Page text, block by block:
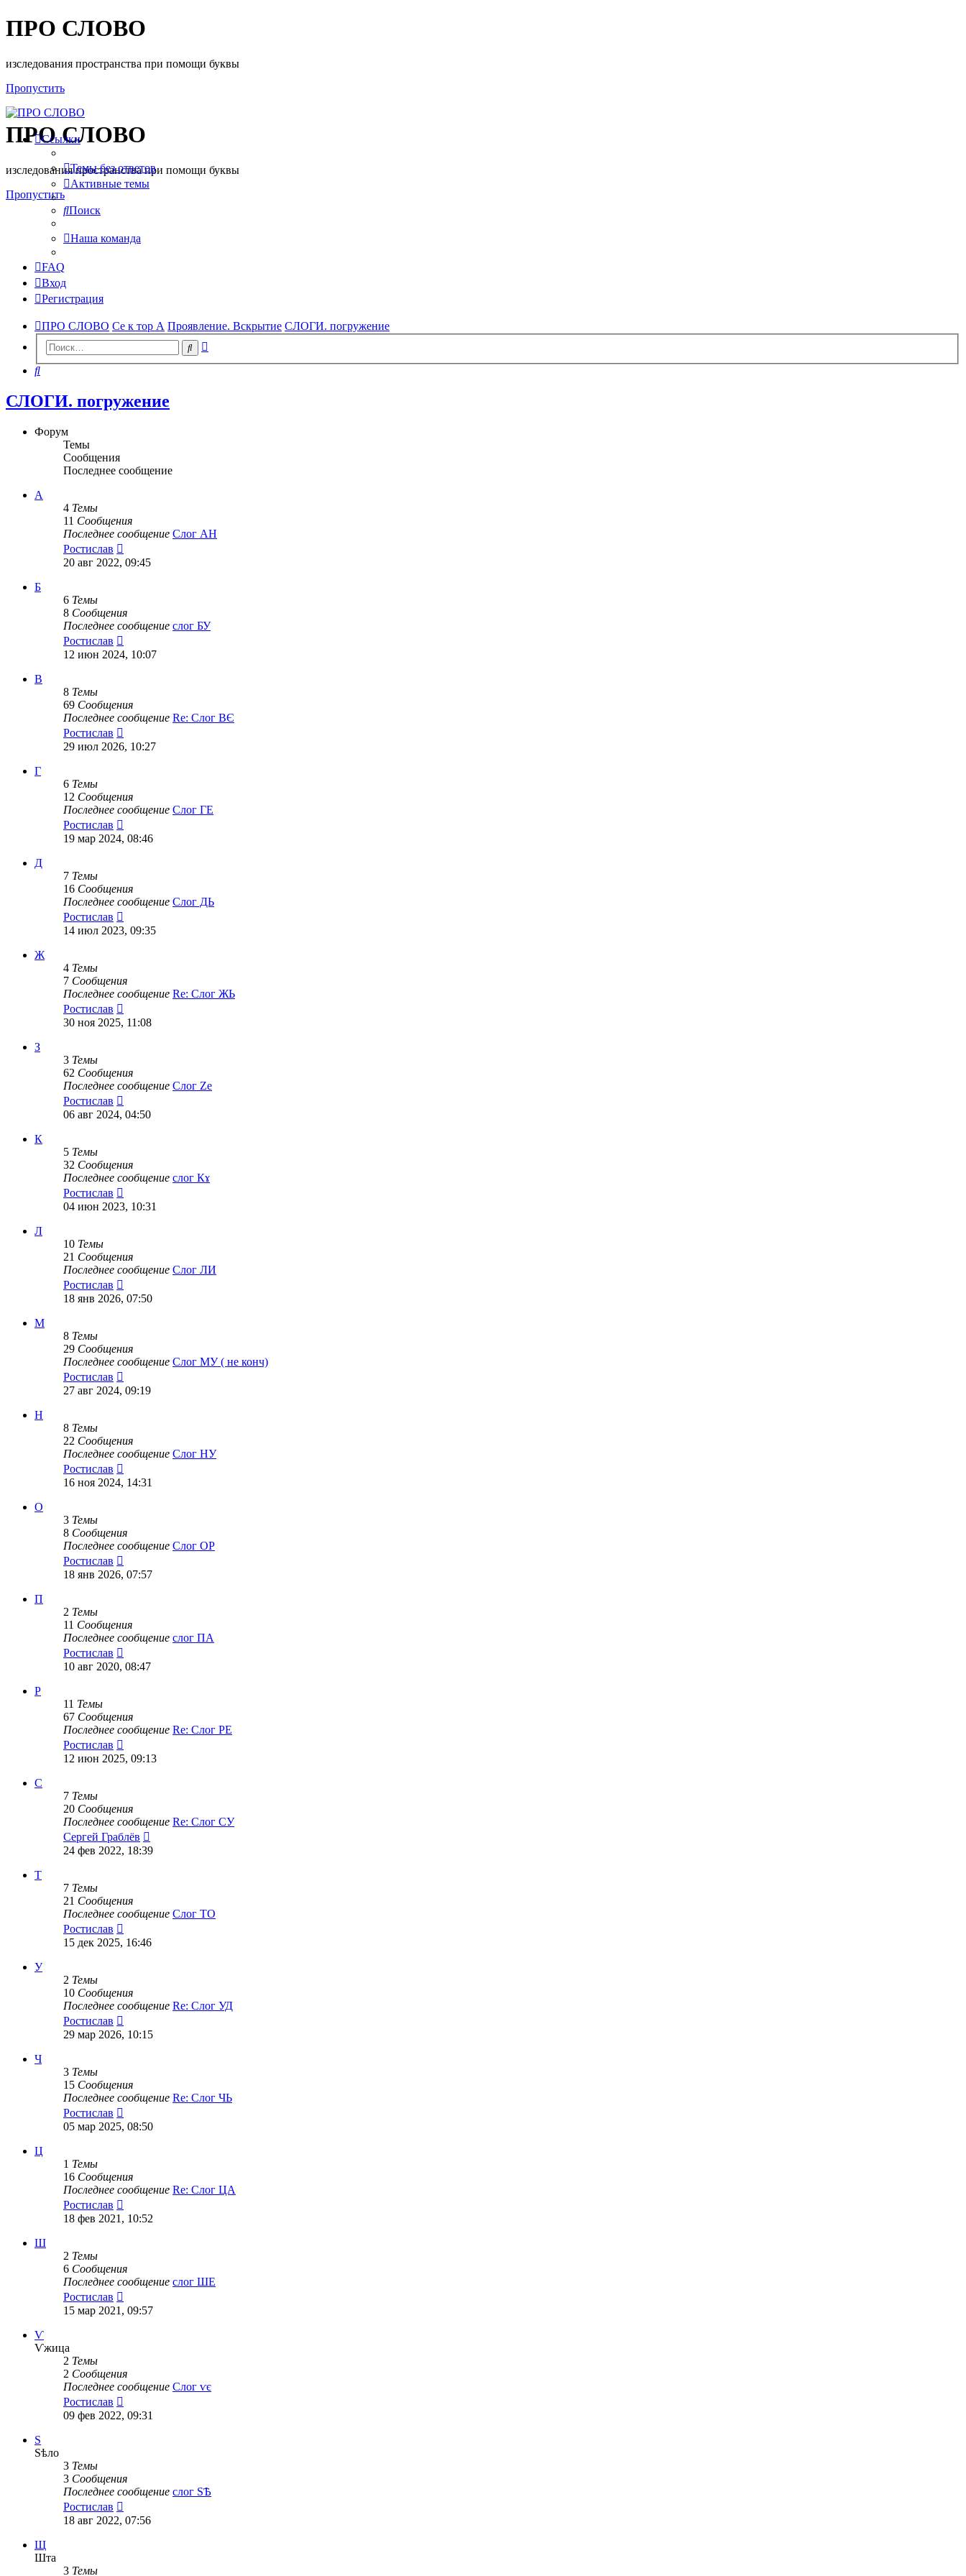
ПРО СЛОВО
изследования пространства при помощи буквы
Пропустить
ПРО СЛОВО
изследования пространства при помощи буквы
Пропустить
Ссылки
Темы без ответов
Активные темы
Поиск
Наша команда
FAQ
Вход
Регистрация
ПРО СЛОВО Се к тор А Проявление. Вскрытие СЛОГИ. погружение
Поиск
Поиск
СЛОГИ. погружение
Форум
Темы
Сообщения
Последнее сообщение
А
4 Темы
11 Сообщения
Последнее сообщение Слог АН
Ростислав
к
20 авг 2022, 09:45
Б
6 Темы
8 Сообщения
Последнее сообщение слог БУ
Ростислав
к
последнему
12 июн 2024, 10:07
В
8 Темы
69 Сообщения
Последнее сообщение Re: Слог ВЄ
Ростислав
к
последнему
29 июл 2026, 10:27
Г
6 Темы
12 Сообщения
Последнее сообщение Слог ГЕ
Ростислав
к
19 мар 2024, 08:46
Д
7 Темы
16 Сообщения
Последнее сообщение Слог ДЬ
Ростислав
к
последнему
14 июл 2023, 09:35
Ж
4 Темы
7 Сообщения
Последнее сообщение Re: Слог ЖЬ
Ростислав
к
30 ноя 2025, 11:08
З
3 Темы
62 Сообщения
Последнее сообщение Слог Zе
Ростислав
к
06 авг 2024, 04:50
К
5 Темы
32 Сообщения
Последнее сообщение слог Кɤ
Ростислав
к
последнему
04 июн 2023, 10:31
Л
10 Темы
21 Сообщения
Последнее сообщение Слог ЛИ
Ростислав
к
18 янв 2026, 07:50
М
8 Темы
29 Сообщения
Последнее сообщение Слог МУ ( не конч)
Ростислав
к
27 авг 2024, 09:19
Н
8 Темы
22 Сообщения
Последнее сообщение Слог НУ
Ростислав
к
16 ноя 2024, 14:31
О
3 Темы
8 Сообщения
Последнее сообщение Слог ОР
Ростислав
к
18 янв 2026, 07:57
П
2 Темы
11 Сообщения
Последнее сообщение слог ПА
Ростислав
к
10 авг 2020, 08:47
Р
11 Темы
67 Сообщения
Последнее сообщение Re: Слог РЕ
Ростислав
к
последнему
12 июн 2025, 09:13
С
7 Темы
20 Сообщения
Последнее сообщение Re: Слог СУ
Сергей Граблёв
к
24 фев 2022, 18:39
Т
7 Темы
21 Сообщения
Последнее сообщение Слог ТО
Ростислав
к
15 дек 2025, 16:46
У
2 Темы
10 Сообщения
Последнее сообщение Re: Слог УД
Ростислав
к
29 мар 2026, 10:15
Ч
3 Темы
15 Сообщения
Последнее сообщение Re: Слог ЧЬ
Ростислав
к
05 мар 2025, 08:50
Ц
1 Темы
16 Сообщения
Последнее сообщение Re: Слог ЦА
Ростислав
к
18 фев 2021, 10:52
Ш
2 Темы
6 Сообщения
Последнее сообщение слог ШЕ
Ростислав
к
15 мар 2021, 09:57
Ѵ
Ѵжица
2 Темы
2 Сообщения
Последнее сообщение Слог ѵє
Ростислав
к
09 фев 2022, 09:31
Ѕ
Ѕѣло
3 Темы
3 Сообщения
Последнее сообщение слог ЅѢ
Ростислав
к
18 авг 2022, 07:56
Щ
Шта
3 Темы